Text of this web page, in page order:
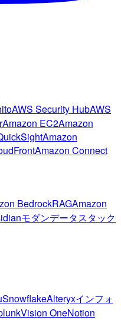
AWS Security HubAWS
Amazon EC2Amazon
Amazon
Amazon Connect
BedrockRAGAmazon
モダンデータスタック
SnowflakeAlteryxインフォ
Vision OneNotion